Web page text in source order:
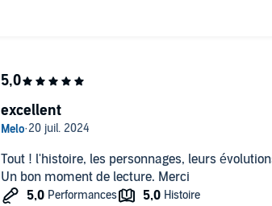
Tout ! l'histoire, les personnages, leurs
Un bon moment de lecture. Merci
excellent